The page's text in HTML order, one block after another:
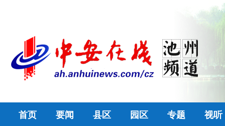
首页 要闻 县区 园区 专题 视听